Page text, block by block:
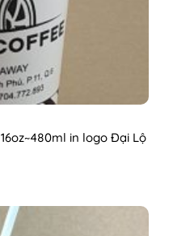
in logo Đại Lộ